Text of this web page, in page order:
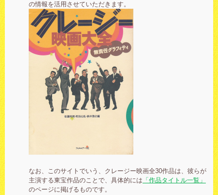
の情報を活用させていただきます。
なお、このサイトでいう、クレージー映画全30作品は、彼らが
主演する東宝作品のことで、具体的には 「作品タイトル一覧」
のページに掲げるものです。